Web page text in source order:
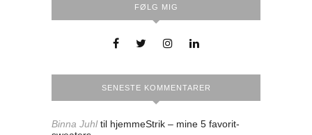
FØLG MIG
SENESTE KOMMENTARER
Binna Juhltil hjemmeStrik – mine 5 favorit-